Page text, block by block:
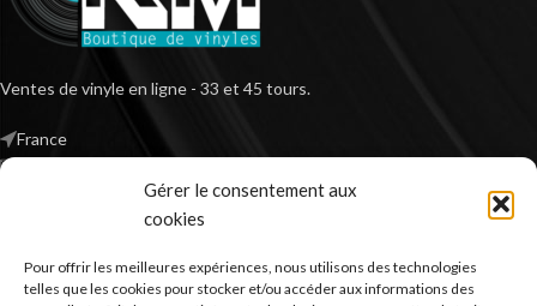
Gérer le consentement aux
cookies
Pour offrir les meilleures expériences, nous utilisons des technologies
telles que les cookies pour stocker et/ou accéder aux informations des
Ventes de vinyle en ligne - 33 et 45 tours.
France
*TVA non applicable – article 293 B du CGI